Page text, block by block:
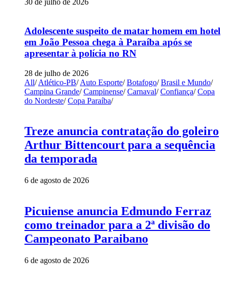
30 de julho de 2026
Adolescente suspeito de matar homem em hotel
em João Pessoa chega à Paraíba após se
apresentar à polícia no RN
28 de julho de 2026
All/ Atlético-PB/ Auto Esporte/ Botafogo/ Brasil e Mundo/
Campina Grande/ Campinense/ Carnaval/ Confiança/ Copa
do Nordeste/ Copa Paraíba/
Treze anuncia contratação do goleiro
Arthur Bittencourt para a sequência
da temporada
6 de agosto de 2026
Picuiense anuncia Edmundo Ferraz
como treinador para a 2ª divisão do
Campeonato Paraibano
6 de agosto de 2026